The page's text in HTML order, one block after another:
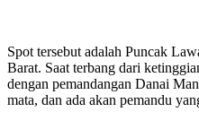
Spot tersebut adalah Puncak
Barat. Saat terbang dari
dengan pemandangan Danai
mata, dan ada akan pemandu